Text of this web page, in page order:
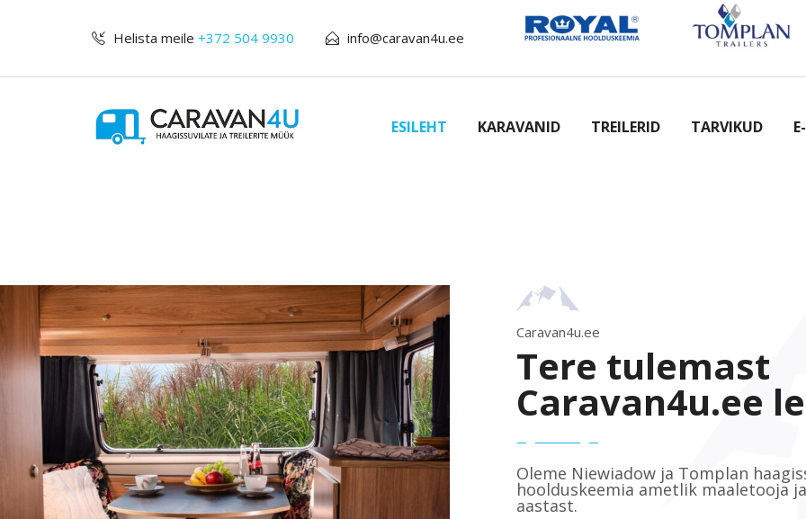
Helista meile +372 504 9930 info@caravan4u.ee
ESILEHT KARAVANID TREILERID TARVIKUD
Caravan4u.ee
Tere tulemast
Caravan4u.ee
Oleme Niewiadow ja Tomplan
hoolduskeemia ametlik maaletooja
aastast.